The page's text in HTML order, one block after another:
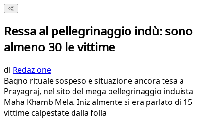
Ressa al pellegrinaggio indù: sono
almeno 30 le vittime
di Redazione
Bagno rituale sospeso e situazione ancora tesa a
Prayagraj, nel sito del mega pellegrinaggio induista
Maha Khamb Mela. Inizialmente si era parlato di 15
vittime calpestate dalla folla